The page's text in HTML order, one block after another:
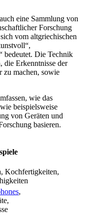
eine Sammlung von
Forschung
vom altgriechischen
bedeutet. Die Technik
die Erkenntnisse der
zu machen, sowie
wie das
beispielsweise
von Geräten und
basieren.
Kochfertigkeiten,
,